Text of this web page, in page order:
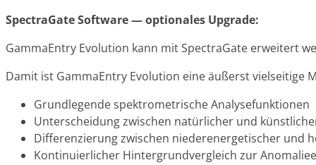
SpectraGate Software — optionales Upgrade:
GammaEntry Evolution kann mit SpectraGate erweitert
Damit ist GammaEntry Evolution eine äußerst vielseitige
Grundlegende spektrometrische Analysefunktionen
Unterscheidung zwischen natürlicher und
Differenzierung zwischen niederenergetischer und
Kontinuierlicher Hintergrundvergleich zur